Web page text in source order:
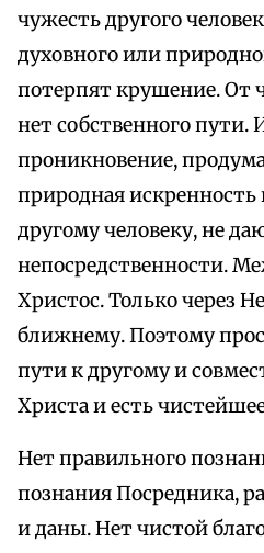
чужесть другого
духовного или
потерпят крушение. От
нет собственного
проникновение,
природная искренность
другому человеку, не
непосредственности.
Христос. Только через
ближнему. Поэтому
пути к другому и
Христа и есть
Нет правильного
познания Посредника,
и даны. Нет чистой